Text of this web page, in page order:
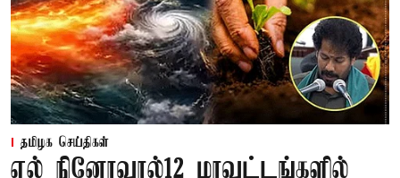
தமிழக செய்திகள்
எல் நினோவால்12 மாவட்டங்களில்